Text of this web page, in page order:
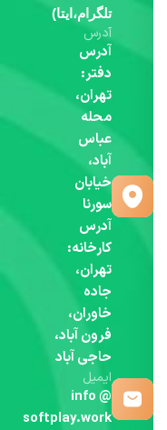
تلگرام،ایتا)
آدرس
آدرس
دفتر:
تهران،
محله
عباس
آباد،
خیابان
سورنا
آدرس
کارخانه:
تهران،
جاده
خاوران،
فرون آباد،
حاجی آباد
ایمیل
info @
softplay.work